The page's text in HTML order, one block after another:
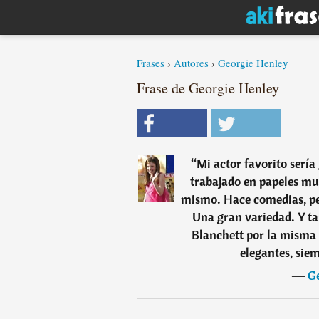
Frases › Autores › Georgie Henley
Frase de Georgie Henley
“Mi actor favorito sería
trabajado en papeles
mismo. Hace comedias,
Una gran variedad. Y
Blanchett por la misma
elegantes,
―